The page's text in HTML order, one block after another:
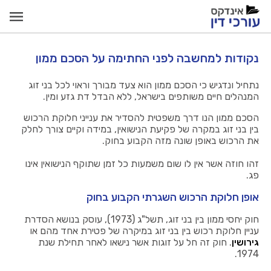
נקודות למחשבה לפני החתימה על הסכם ממון
נתחיל ונדגיש כי הסכם ממון הוא צעד מבורך וראוי לכל בני זוג
המנהלים חיים משותפים בישראל, ללא הבדל דת גזע ומין.
הסכם ממון הנו דרך משפטית להסדיר את ענייני חלוקת הרכוש
בין בני זוג במקרה של פקיעת הנישואין, במידה וקיים צורך לחלק
את הרכוש באופן שונה מזה הקבוע בחוק.
זהו חוזה אשר אין לו שום משמעות כל זמן שתוקף הנישואין אינו
פג.
אופן חלוקת הרכוש השגרתי הקבוע בחוק
חוק יחסי ממון בין בני זוג, תשל"ג (1973), עוסק בנושא הסדרת
עניין חלוקת רכוש בין בני זוג במיקרה של פטירת אחד מהם או
גירושין. חוק זה חל על זוגות אשר נישאו לאחר תחילת שנת
1974.